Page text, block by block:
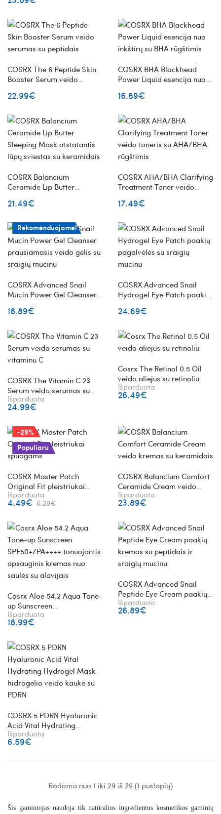
kolagenu
COSRX The 6 Peptide Skin
Booster Serum veido
22.99€
COSRX BHA Blackhead
Power Liquid esencija nuo
16.89€
COSRX Balancium
Ceramide Lip Butter
lūpų sviestas su keramidais
21.49€
COSRX AHA/BHA Clarifying
Treatment Toner veido
rūgštimis
17.49€
Rekomenduojame!
COSRX Advanced Snail
Mucin Power Gel Cleanser
sraigių mucinu
18.89€
COSRX Advanced Snail
Hydrogel Eye Patch paakių
mucinu
24.69€
COSRX The Vitamin C 23
Serum veido serumas su
vitaminu C
Išparduota
24.99€
Cosrx The Retinol 0.5 Oil
veido aliejus su retinoliu
Išparduota
26.49€
-29%
Populiaru
COSRX Master Patch
Original Fit pleistriukai
spuogams
Išparduota
4.49€ 6.29€
COSRX Balancium Comfort
Ceramide Cream veido
kremas su keramidais
Išparduota
23.89€
Cosrx Aloe 54.2 Aqua Tone-
up Sunscreen
SPF50+/PA++++ tonuojantis
apsauginis kremas nuo
Išparduota
18.99€
COSRX Advanced Snail
Peptide Eye Cream paakių
kremas su peptidais ir
sraigių mucinu
Išparduota
26.89€
COSRX 5 PDRN Hyaluronic
Acid Vital Hydrating
Hydrogel Mask hidrogelio
veido kaukė su PDRN
Išparduota
6.59€
Rodoma nuo 1 iki 29 iš 29 (1 puslapių)
Šis gamintojas naudoja tik natūralius ingredientus kosmetikos gaminių